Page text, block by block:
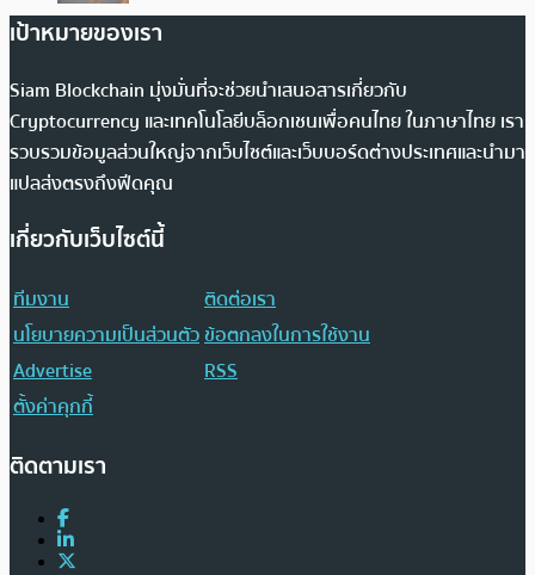
เป้าหมายของเรา
Siam Blockchain มุ่งมั่นที่จะช่วยนำเสนอสารเกี่ยวกับ
Cryptocurrency และเทคโนโลยีบล็อกเชนเพื่อคนไทย ในภาษาไทย เรา
รวบรวมข้อมูลส่วนใหญ่จากเว็บไซต์และเว็บบอร์ดต่างประเทศและนำมา
แปลส่งตรงถึงฟีดคุณ
เกี่ยวกับเว็บไซต์นี้
ทีมงาน
ติดต่อเรา
นโยบายความเป็นส่วนตัวข้อตกลงในการใช้งาน
Advertise
RSS
ตั้งค่าคุกกี้
ติดตามเรา